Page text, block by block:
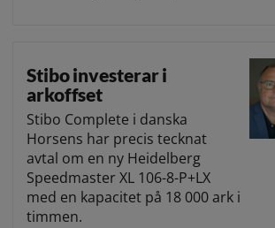
Stibo investerar i
arkoffset
Stibo Complete i danska
Horsens har precis tecknat
avtal om en ny Heidelberg
Speedmaster XL 106-8-P+LX
med en kapacitet på 18 000 ark i
timmen.